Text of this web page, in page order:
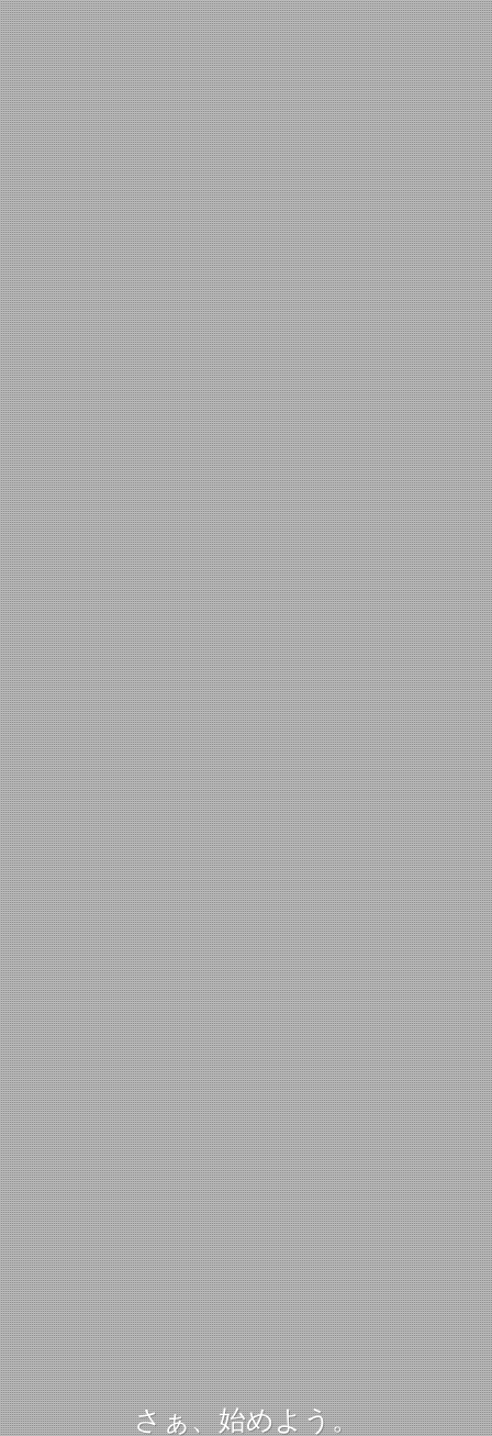
さぁ、始めよう。